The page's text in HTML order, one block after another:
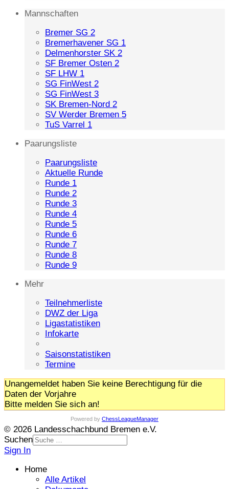
Mannschaften
Bremer SG 2
Bremerhavener SG 1
Delmenhorster SK 2
SF Bremer Osten 2
SF LHW 1
SG FinWest 2
SG FinWest 3
SK Bremen-Nord 2
SV Werder Bremen 5
TuS Varrel 1
Paarungsliste
Paarungsliste
Aktuelle Runde
Runde 1
Runde 2
Runde 3
Runde 4
Runde 5
Runde 6
Runde 7
Runde 8
Runde 9
Mehr
Teilnehmerliste
DWZ der Liga
Ligastatistiken
Infokarte
Saisonstatistiken
Termine
Unangemeldet haben Sie keine Berechtigung für die
Daten der Vorjahre
Bitte melden Sie sich an!
Powered by ChessLeagueManager
© 2026 Landesschachbund Bremen e.V.
Suchen
Sign In
Home
Alle Artikel